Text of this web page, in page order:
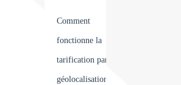
Comment
fonctionne la
tarification par
géolocalisation